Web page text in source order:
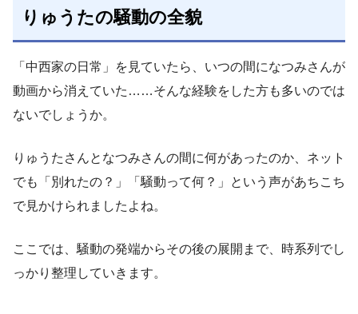
りゅうたの騒動の全貌
「中西家の日常」を見ていたら、いつの間になつみさんが
動画から消えていた……そんな経験をした方も多いのでは
ないでしょうか。
りゅうたさんとなつみさんの間に何があったのか、ネット
でも「別れたの？」「騒動って何？」という声があちこち
で見かけられましたよね。
ここでは、騒動の発端からその後の展開まで、時系列でし
っかり整理していきます。